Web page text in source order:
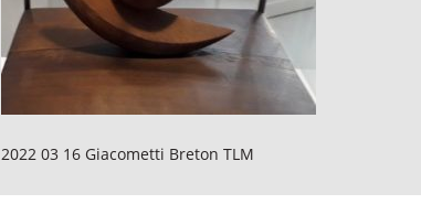
2022 03 16 Giacometti Breton TLM